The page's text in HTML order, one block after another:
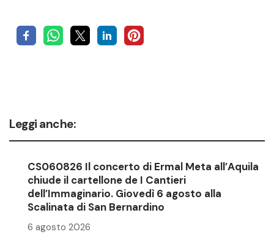
Leggi anche:
CS060826 Il concerto di Ermal Meta all’Aquila
chiude il cartellone de I Cantieri
dell’Immaginario. Giovedì 6 agosto alla
Scalinata di San Bernardino
6 agosto 2026